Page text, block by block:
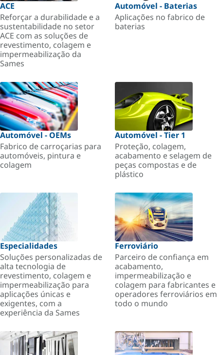
ACE
Reforçar a durabilidade e a
sustentabilidade no setor
ACE com as soluções de
revestimento, colagem e
impermeabilização da
Sames
Automóvel - Baterias
Aplicações no fabrico de
baterias
Automóvel - OEMs
Fabrico de carroçarias para
automóveis, pintura e
colagem
Automóvel - Tier 1
Proteção, colagem,
acabamento e selagem de
peças compostas e de
plástico
Especialidades
Soluções personalizadas de
alta tecnologia de
revestimento, colagem e
impermeabilização para
aplicações únicas e
exigentes, com a
experiência da Sames
Ferroviário
Parceiro de confiança em
acabamento,
impermeabilização e
colagem para fabricantes e
operadores ferroviários em
todo o mundo